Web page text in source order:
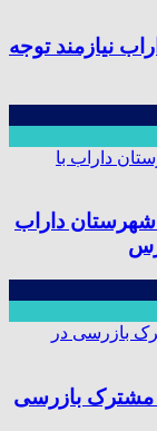
نیازمند توجه
شهرستان داراب
بازرسی